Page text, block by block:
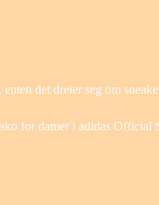
det dreier seg om
for damer i adidas Official